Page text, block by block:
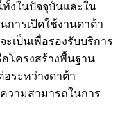
งในปัจจุบันและใน
การเปิดใช้งานดาต้า
เป็นเพื่อรองรับบริการ
โครงสร้างพื้นฐาน
ระหว่างดาต้า
วามสามารถในการ